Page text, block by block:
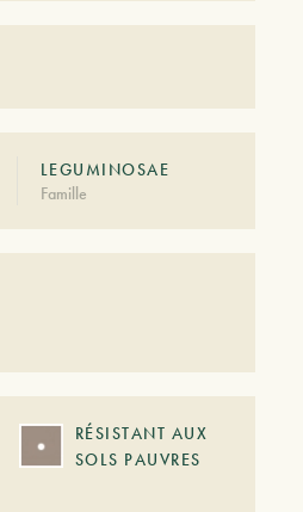
LEGUMINOSAE
Famille
RÉSISTANT AUX
SOLS PAUVRES